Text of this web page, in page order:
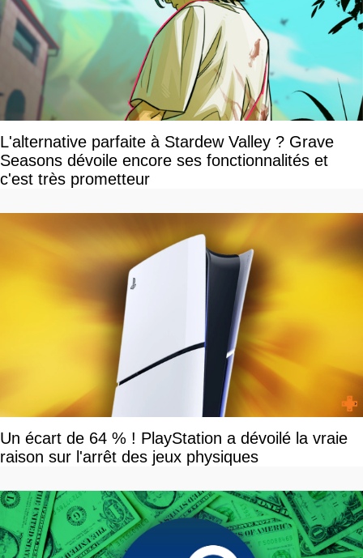
L'alternative parfaite à Stardew Valley ? Grave
Seasons dévoile encore ses fonctionnalités et
c'est très prometteur
Un écart de 64 % ! PlayStation a dévoilé la vraie
raison sur l'arrêt des jeux physiques